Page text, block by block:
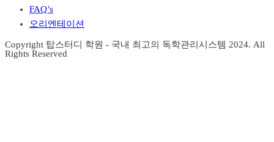
FAQ’s
오리엔테이션
Copyright 탑스터디 학원 - 국내 최고의 독학관리시스템 2024. All
Rights Reserved